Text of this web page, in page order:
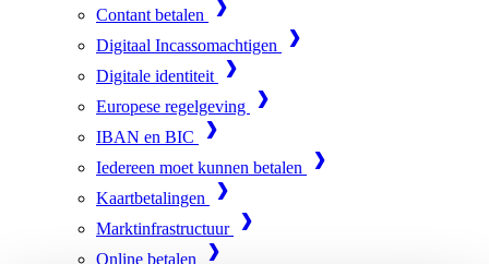
Contant betalen
Digitaal Incassomachtigen
Digitale identiteit
Europese regelgeving
IBAN en BIC
Iedereen moet kunnen betalen
Kaartbetalingen
Marktinfrastructuur
Online betalen